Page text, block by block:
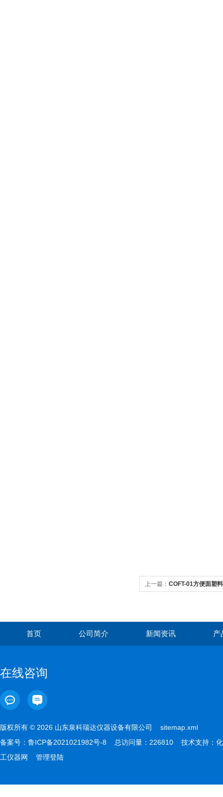
上一篇： COFT-01方便面塑
首页 公司简介 新闻资讯 产
在线咨询
版权所有 © 2026 山东泉科瑞达仪器设备有限公司 sitemap.xml
备案号： 鲁ICP备2021021982号-8 总访问量：226810 技术支持： 化
工仪器网
管理登陆